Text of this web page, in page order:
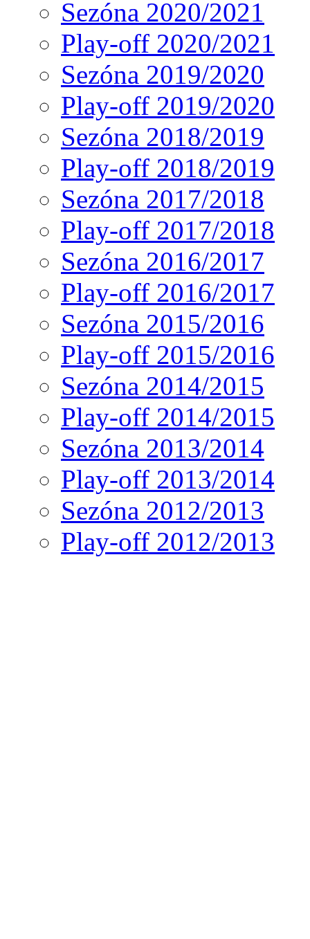
Sezóna 2020/2021
Play-off 2020/2021
Sezóna 2019/2020
Play-off 2019/2020
Sezóna 2018/2019
Play-off 2018/2019
Sezóna 2017/2018
Play-off 2017/2018
Sezóna 2016/2017
Play-off 2016/2017
Sezóna 2015/2016
Play-off 2015/2016
Sezóna 2014/2015
Play-off 2014/2015
Sezóna 2013/2014
Play-off 2013/2014
Sezóna 2012/2013
Play-off 2012/2013